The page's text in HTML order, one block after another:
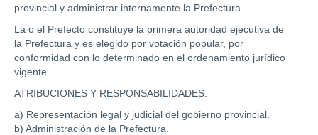
provincial y administrar internamente la Prefectura.
La o el Prefecto constituye la primera autoridad ejecutiva de
la Prefectura y es elegido por votación popular, por
conformidad con lo determinado en el ordenamiento jurídico
vigente.
ATRIBUCIONES Y RESPONSABILIDADES:
a) Representación legal y judicial del gobierno provincial.
b) Administración de la Prefectura.